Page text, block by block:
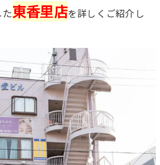
東香里店を詳しくご紹介し